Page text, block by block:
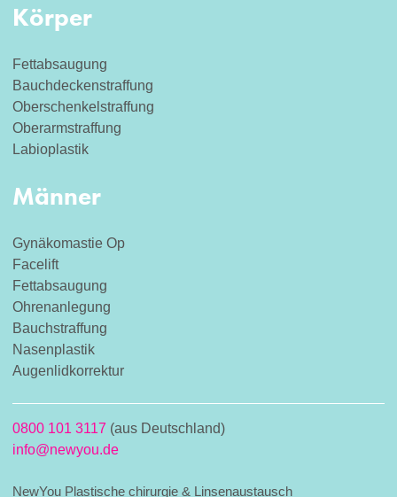
Körper
Fettabsaugung
Bauchdeckenstraffung
Oberschenkelstraffung
Oberarmstraffung
Labioplastik
Männer
Gynäkomastie Op
Facelift
Fettabsaugung
Ohrenanlegung
Bauchstraffung
Nasenplastik
Augenlidkorrektur
0800 101 3117 (aus Deutschland)
info@newyou.de
NewYou Plastische chirurgie & Linsenaustausch